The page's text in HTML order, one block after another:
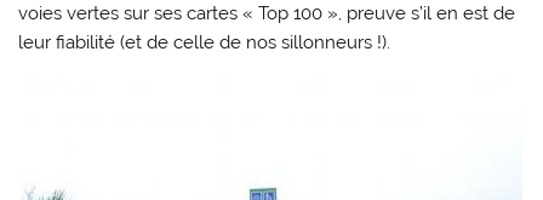
voies vertes sur ses cartes « Top 100 », preuve s’il en est de
leur fiabilité (et de celle de nos sillonneurs !).